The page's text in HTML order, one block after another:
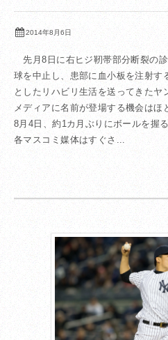
2014年8月6日
先月8日に右ヒジ靭帯部分断裂の
球を中止し、患部に血小板を注射す
としたリハビリ生活を送ってきたヤ
メディアに名前が登場する機会は
8月4日、約1カ月ぶりにボールを握
各マスコミ媒体はすぐさ...